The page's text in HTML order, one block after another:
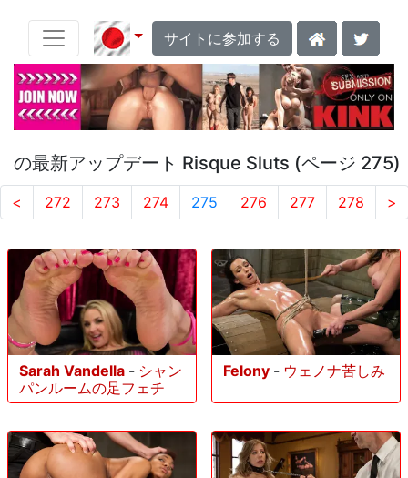
サイトに参加する
の最新アップデート Risque Sluts (ページ 275)
< 272 273 274 275 276 277 278 >
Sarah Vandella - シャン
パンルームの足フェチ
Felony - ウェノナ苦しみ